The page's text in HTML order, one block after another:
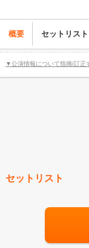
概要 セットリスト
▼公演情報について指摘/訂正
セットリスト